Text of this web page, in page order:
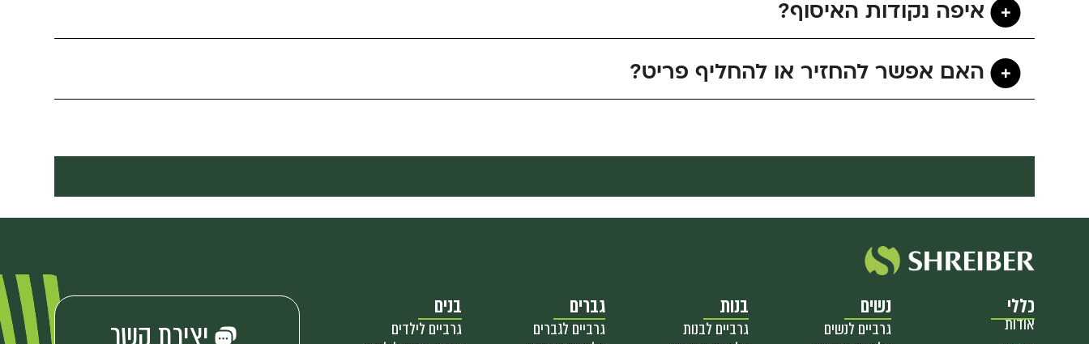
איפה נקודות האיסוף?
האם אפשר להחזיר או להחליף פריט?
כללי
אודות
נשים
גרביים לנשים
בנות
גרביים לבנות
גברים
גרביים לגברים
בנים
גרביים לילדים